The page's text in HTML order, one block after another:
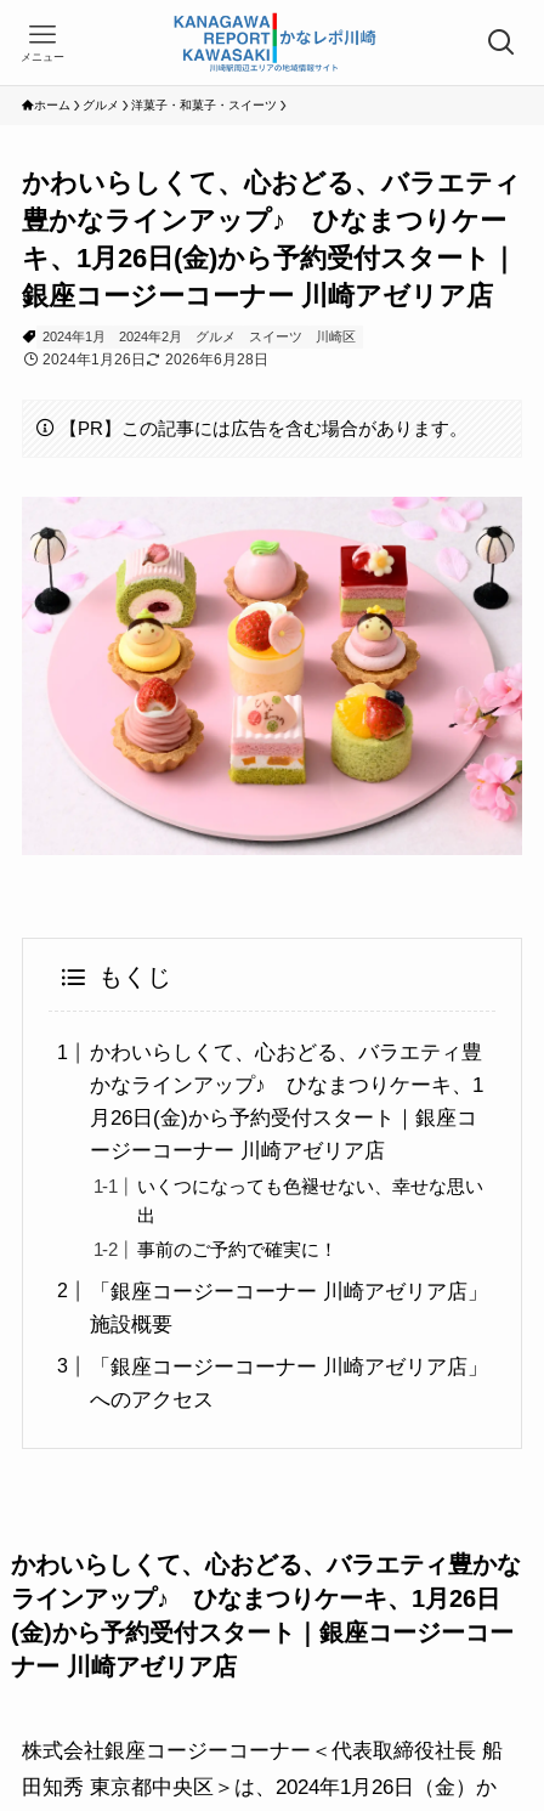
メニュー
ホーム グルメ 洋菓子・和菓子・スイーツ
かわいらしくて、心おどる、バラエティ
豊かなラインアップ♪ ひなまつりケー
キ、1月26日(金)から予約受付スタート｜
銀座コージーコーナー 川崎アゼリア店
2024年1月 2024年2月 グルメ スイーツ 川崎区
2024年1月26日 2026年6月28日
【PR】この記事には広告を含む場合があります。
もくじ
かわいらしくて、心おどる、バラエティ豊
かなラインアップ♪ ひなまつりケーキ、1
月26日(金)から予約受付スタート｜銀座コ
ージーコーナー 川崎アゼリア店
いくつになっても色褪せない、幸せな思い
出
事前のご予約で確実に！
「銀座コージーコーナー 川崎アゼリア店」
施設概要
「銀座コージーコーナー 川崎アゼリア店」
へのアクセス
かわいらしくて、心おどる、バラエティ豊かな
ラインアップ♪ ひなまつりケーキ、1月26日
(金)から予約受付スタート｜銀座コージーコー
ナー 川崎アゼリア店
株式会社銀座コージーコーナー＜代表取締役社長 船
田知秀 東京都中央区＞は、2024年1月26日（金）か